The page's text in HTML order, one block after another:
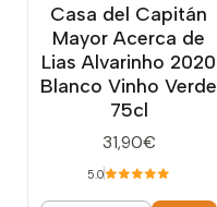
Casa del Capitán
Mayor Acerca de
Lias Alvarinho 2020
Blanco Vinho Verde
75cl
31,90€
5.0